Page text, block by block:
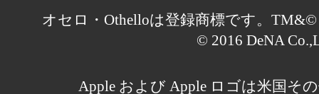
オセロ・Othelloは登録商標です。TM&©
© 2016 DeNA
Apple および Apple ロゴは米国そ